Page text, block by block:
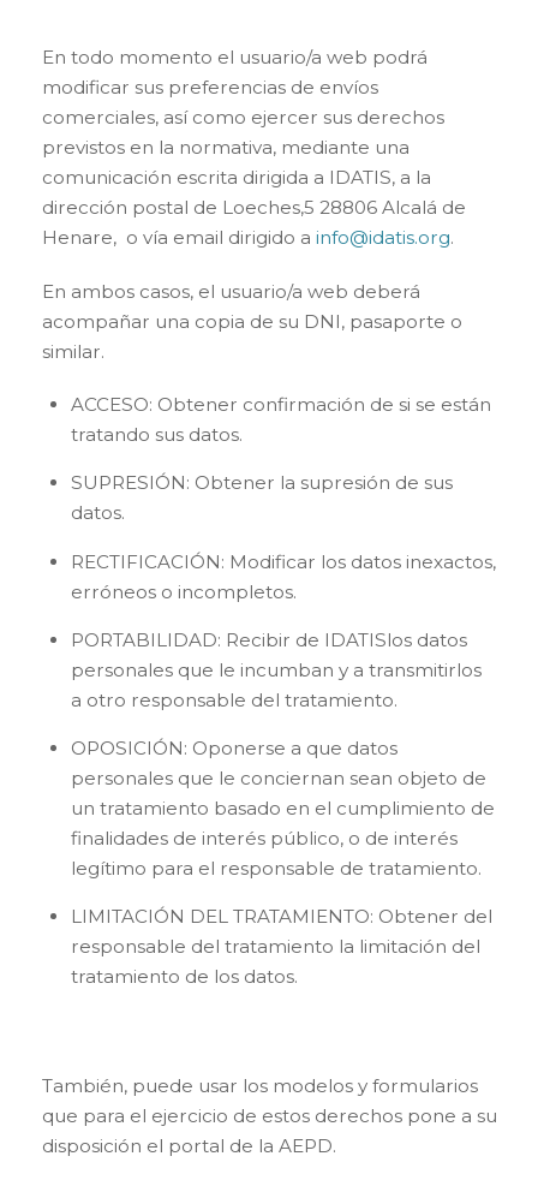
En todo momento el usuario/a web podrá
modificar sus preferencias de envíos
comerciales, así como ejercer sus derechos
previstos en la normativa, mediante una
comunicación escrita dirigida a IDATIS, a la
dirección postal de Loeches,5 28806 Alcalá de
Henare, o vía email dirigido a info@idatis.org.
En ambos casos, el usuario/a web deberá
acompañar una copia de su DNI, pasaporte o
similar.
ACCESO: Obtener confirmación de si se están
tratando sus datos.
SUPRESIÓN: Obtener la supresión de sus
datos.
RECTIFICACIÓN: Modificar los datos inexactos,
erróneos o incompletos.
PORTABILIDAD: Recibir de IDATISlos datos
personales que le incumban y a transmitirlos
a otro responsable del tratamiento.
OPOSICIÓN: Oponerse a que datos
personales que le conciernan sean objeto de
un tratamiento basado en el cumplimiento de
finalidades de interés público, o de interés
legítimo para el responsable de tratamiento.
LIMITACIÓN DEL TRATAMIENTO: Obtener del
responsable del tratamiento la limitación del
tratamiento de los datos.
También, puede usar los modelos y formularios
que para el ejercicio de estos derechos pone a su
disposición el portal de la AEPD.